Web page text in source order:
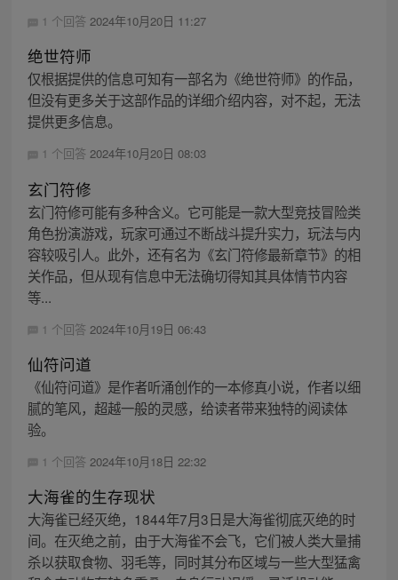
1 个回答 2024年10月20日 11:27
绝世符师
仅根据提供的信息可知有一部名为《绝世符师》的作品，
但没有更多关于这部作品的详细介绍内容，对不起，无法
提供更多信息。
1 个回答 2024年10月20日 08:03
玄门符修
玄门符修可能有多种含义。它可能是一款大型竞技冒险类
角色扮演游戏，玩家可通过不断战斗提升实力，玩法与内
容较吸引人。此外，还有名为《玄门符修最新章节》的相
关作品，但从现有信息中无法确切得知其具体情节内容
等...
1 个回答 2024年10月19日 06:43
仙符问道
《仙符问道》是作者听涌创作的一本修真小说，作者以细
腻的笔风，超越一般的灵感，给读者带来独特的阅读体
验。
1 个回答 2024年10月18日 22:32
大海雀的生存现状
大海雀已经灭绝，1844年7月3日是大海雀彻底灭绝的时
间。在灭绝之前，由于大海雀不会飞，它们被人类大量捕
杀以获取食物、羽毛等，同时其分布区域与一些大型猛禽